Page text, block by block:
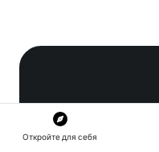
Откройте для себя